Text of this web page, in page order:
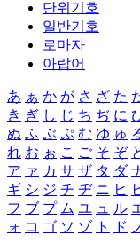
단위기호
일반기호
로마자
아랍어
あ ぁ か が さ ざ た
き ぎ し じ ち ぢ に
ぬ ふ ぶ ぷ む ゆ ゅ
れ お ぉ こ ご そ ぞ
ア ァ カ サ ザ タ ダ
ギ シ ジ チ ヂ ニ ヒ
フ ブ プ ム ユ ュ ル
ォ コ ゴ ソ ゾ ト ド